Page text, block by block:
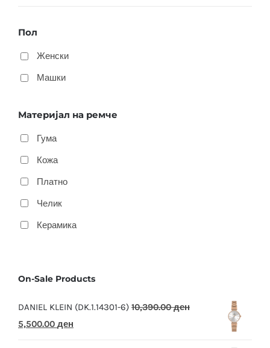
Пол
Женски
Машки
Материјал на ремче
Гума
Кожа
Платно
Челик
Керамика
On-Sale Products
DANIEL KLEIN (DK.1.14301-6) 10,390.00ден
Original
5,500.00 ден